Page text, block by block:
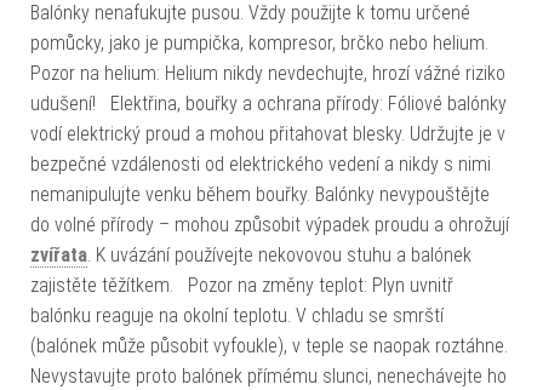
Balónky nenafukujte pusou. Vždy použijte k tomu určené
pomůcky, jako je pumpička, kompresor, brčko nebo helium.
Pozor na helium: Helium nikdy nevdechujte, hrozí vážné riziko
udušení! Elektřina, bouřky a ochrana přírody: Fóliové balónky
vodí elektrický proud a mohou přitahovat blesky. Udržujte je v
bezpečné vzdálenosti od elektrického vedení a nikdy s nimi
nemanipulujte venku během bouřky. Balónky nevypouštějte
do volné přírody – mohou způsobit výpadek proudu a ohrožují
zvířata. K uvázání používejte nekovovou stuhu a balónek
zajistěte těžítkem. Pozor na změny teplot: Plyn uvnitř
balónku reaguje na okolní teplotu. V chladu se smrští
(balónek může působit vyfoukle), v teple se naopak roztáhne.
Nevystavujte proto balónek přímému slunci, nenechávejte ho